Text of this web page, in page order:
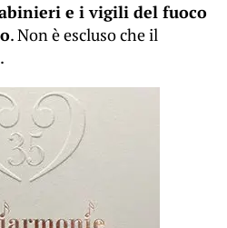
e i vigili del fuoco
. Non è escluso che il